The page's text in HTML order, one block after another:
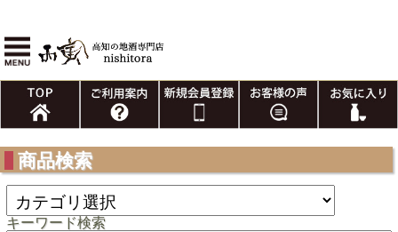
商品検索
キーワード検索